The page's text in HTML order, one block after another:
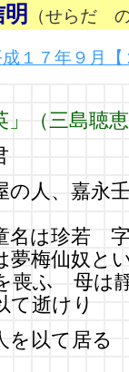
（せらだ
１７年９月
」（三島聴
の人、嘉
名は珍若
夢梅仙奴と
喪ふ 母は
て逝けり
を以て居